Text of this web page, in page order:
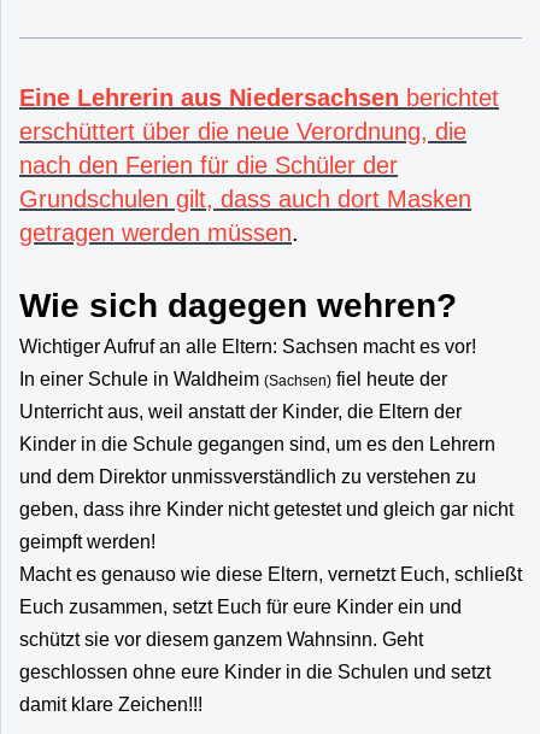
Eine Lehrerin aus Niedersachsen berichtet
erschüttert über die neue Verordnung, die
nach den Ferien für die Schüler der
Grundschulen gilt, dass auch dort Masken
getragen werden müssen.
Wie sich dagegen wehren?
Wichtiger Aufruf an alle Eltern: Sachsen macht es vor!
In einer Schule in Waldheim (Sachsen) fiel heute der
Unterricht aus, weil anstatt der Kinder, die Eltern der
Kinder in die Schule gegangen sind, um es den Lehrern
und dem Direktor unmissverständlich zu verstehen zu
geben, dass ihre Kinder nicht getestet und gleich gar nicht
geimpft werden!
Macht es genauso wie diese Eltern, vernetzt Euch, schließt
Euch zusammen, setzt Euch für eure Kinder ein und
schützt sie vor diesem ganzem Wahnsinn. Geht
geschlossen ohne eure Kinder in die Schulen und setzt
damit klare Zeichen!!!